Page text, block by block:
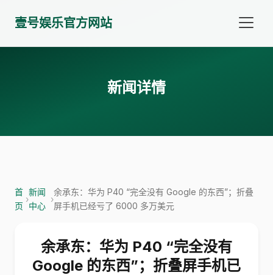
壹号娱乐官方网站
新闻详情
首
页
›
新闻
中心
›
余承东：华为 P40 “完全没有 Google 的东西”；折叠
屏手机已经亏了 6000 多万美元
余承东：华为 P40 “完全没有
Google 的东西”；折叠屏手机已